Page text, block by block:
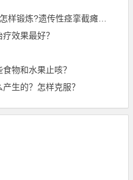
?遗传性痉挛截瘫会加重吗?
效果最好？
物和水果止咳？
生的？怎样克服？